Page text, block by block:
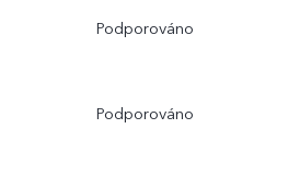
Podporováno
Podporováno